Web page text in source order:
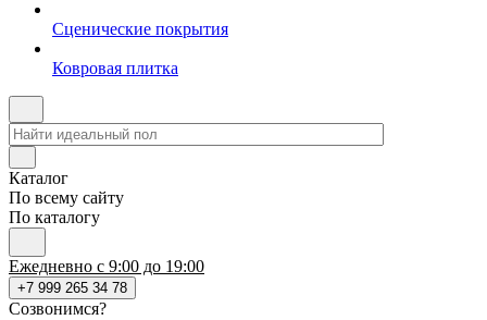
Сценические покрытия
Ковровая плитка
Каталог
По всему сайту
По каталогу
Ежедневно с 9:00 до 19:00
+7 999 265 34 78
Созвонимся?